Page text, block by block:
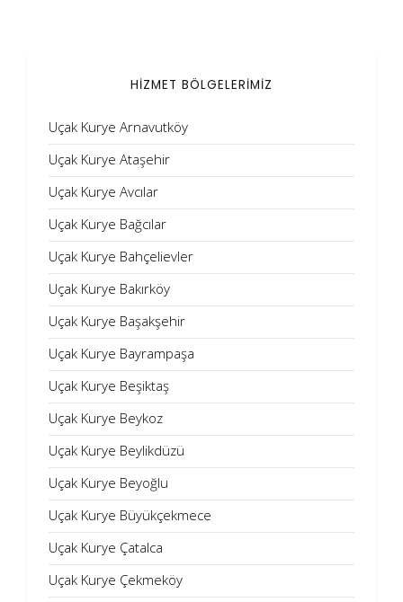
HİZMET BÖLGELERİMİZ
Uçak Kurye Arnavutköy
Uçak Kurye Ataşehir
Uçak Kurye Avcılar
Uçak Kurye Bağcılar
Uçak Kurye Bahçelievler
Uçak Kurye Bakırköy
Uçak Kurye Başakşehir
Uçak Kurye Bayrampaşa
Uçak Kurye Beşiktaş
Uçak Kurye Beykoz
Uçak Kurye Beylikdüzü
Uçak Kurye Beyoğlu
Uçak Kurye Büyükçekmece
Uçak Kurye Çatalca
Uçak Kurye Çekmeköy